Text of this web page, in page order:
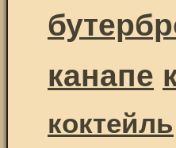
канапе
коктейль